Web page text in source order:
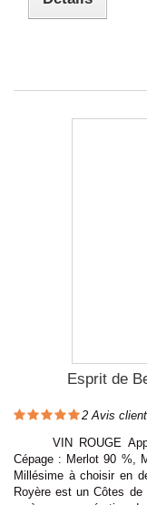
Esprit de
2 Avis
VIN ROUGE
Cépage : Merlot 90 %,
Millésime à choisir en
Royère est un Côtes